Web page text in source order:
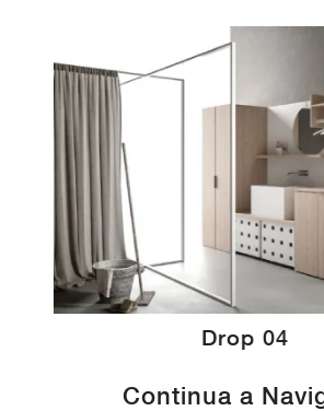
Drop 04
Continua a